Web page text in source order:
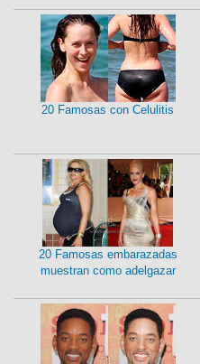
20 Famosas con Celulitis
20 Famosas embarazadas
muestran como adelgazar